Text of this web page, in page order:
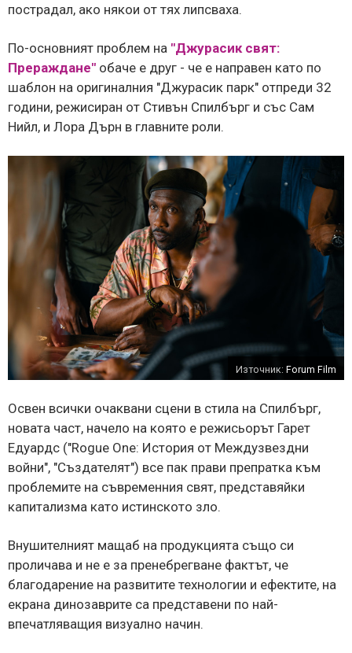
пострадал, ако някои от тях липсваха.
По-основният проблем на "Джурасик свят:
Прераждане" обаче е друг - че е направен като по
шаблон на оригиналния "Джурасик парк" отпреди 32
години, режисиран от Стивън Спилбърг и със Сам
Нийл, и Лора Дърн в главните роли.
Източник: Forum Film
Освен всички очаквани сцени в стила на Спилбърг,
новата част, начело на която е режисьорът Гарет
Едуардс ("Rogue One: История от Междузвездни
войни", "Създателят") все пак прави препратка към
проблемите на съвременния свят, представяйки
капитализма като истинското зло.
Внушителният мащаб на продукцията също си
проличава и не е за пренебрегване фактът, че
благодарение на развитите технологии и ефектите, на
екрана динозаврите са представени по най-
впечатляващия визуално начин.